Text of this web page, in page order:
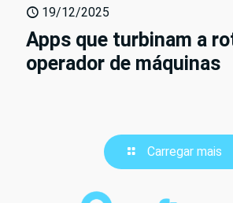
19/12/2025
Apps que turbinam a
operador de máquinas
Carregar mais